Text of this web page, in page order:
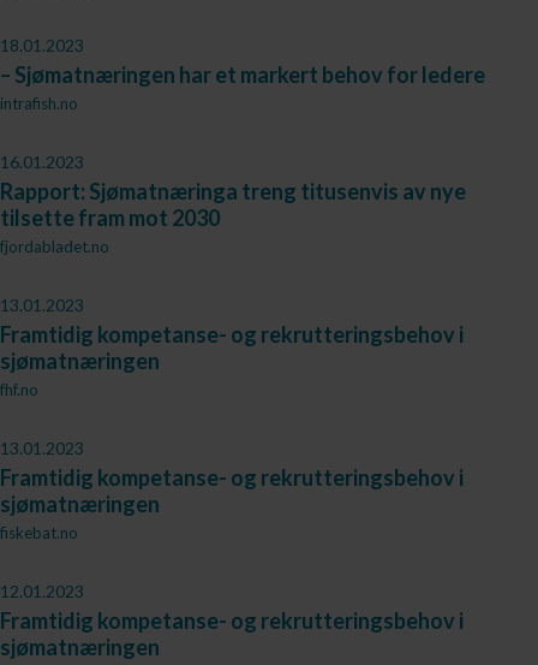
18.01.2023
– Sjømatnæringen har et markert behov for ledere
intrafish.no
16.01.2023
Rapport: Sjømatnæringa treng titusenvis av nye
tilsette fram mot 2030
fjordabladet.no
13.01.2023
Framtidig kompetanse- og rekrutteringsbehov i
sjømatnæringen
fhf.no
13.01.2023
Framtidig kompetanse- og rekrutteringsbehov i
sjømatnæringen
fiskebat.no
12.01.2023
Framtidig kompetanse- og rekrutteringsbehov i
sjømatnæringen